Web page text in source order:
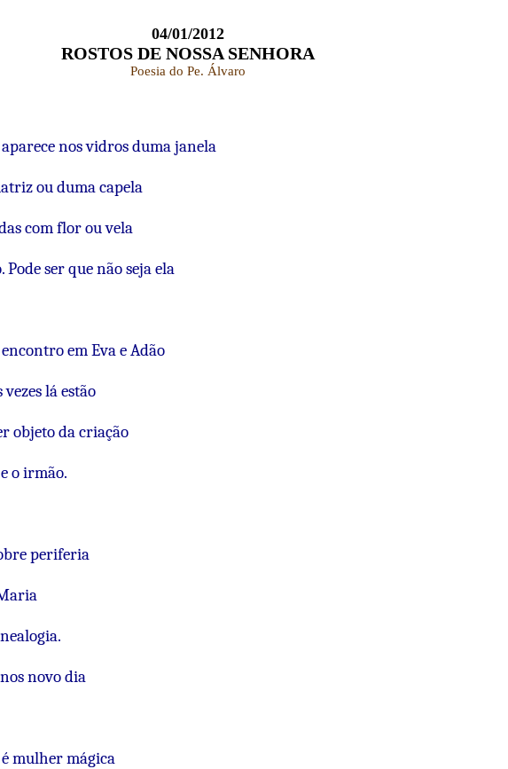
04/01/2012
ROSTOS DE NOSSA SENHORA
Poesia do Pe. Álvaro
nos vidros duma janela
ou duma capela
com flor ou vela
ser que não seja ela
em Eva e Adão
lá estão
objeto da criação
o irmão.
periferia
novo dia
mulher mágica